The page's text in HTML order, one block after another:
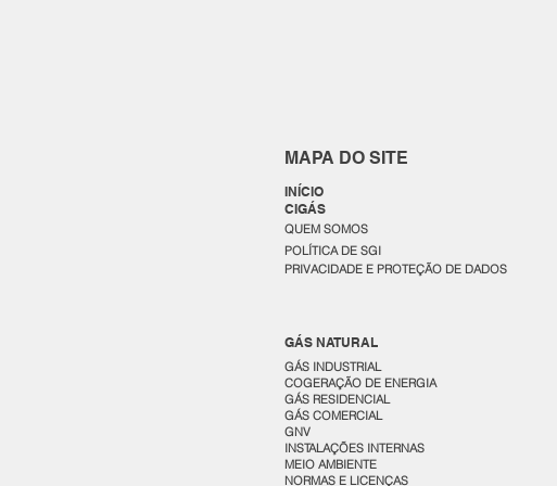
MAPA DO SITE
INÍCIO
CIGÁS
QUEM SOMOS
GÁS NATURAL
POLÍTICA DE SGI
PRIVACIDADE E PROTEÇÃO DE DADOS
GÁS INDUSTRIAL
COGERAÇÃO DE ENERGIA
GÁS RESIDENCIAL
GÁS COMERCIAL
GNV
INSTALAÇÕES INTERNAS
MEIO AMBIENTE
NORMAS E LICENÇAS